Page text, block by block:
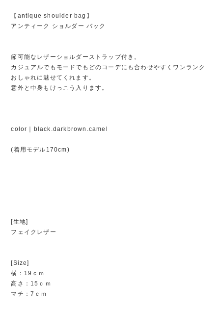
【antique shoulder bag】
アンティーク ショルダー バック
節可能なレザーショルダーストラップ付き。
カジュアルでもモードでもどのコーデにも合わせやすくワンランク
おしゃれに魅せてくれます。
意外と中身もけっこう入ります。
color｜black.darkbrown.camel
(着用モデル170cm)
[生地]
フェイクレザー
[Size]
横：19ｃｍ
高さ：15ｃｍ
マチ：7ｃｍ